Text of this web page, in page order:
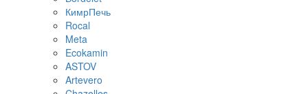
КимрПечь
Rocal
Meta
Ecokamin
ASTOV
Artevero